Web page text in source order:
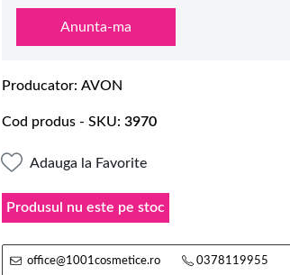
Anunta-ma
Producator AVON
Cod produs - SKU 3970
Adauga la Favorite
Produsul nu este pe stoc
office@1001cosmetice.ro 0378119955